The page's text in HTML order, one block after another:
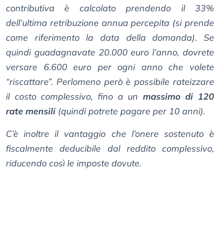
contributiva è calcolato prendendo il 33%
dell’ultima retribuzione annua percepita (si prende
come riferimento la data della domanda). Se
quindi guadagnavate 20.000 euro l’anno, dovrete
versare 6.600 euro per ogni anno che volete
“riscattare”. Perlomeno però è possibile rateizzare
il costo complessivo, fino a un massimo di 120
rate mensili (quindi potrete pagare per 10 anni).
C’è inoltre il vantaggio che l’onere sostenuto è
fiscalmente deducibile dal reddito complessivo,
riducendo così le imposte dovute.